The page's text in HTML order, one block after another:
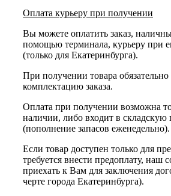
Оплата курьеру при получении
Вы можете оплатить заказ,
помощью терминала, курьеру при
(только для Екатеринбурга).
При получении товара обязательно
комплектацию заказа.
Оплата при получении возможна
наличии, либо входит в складскую
(пополнение запасов еженедельно).
Если товар доступен только для
требуется внести предоплату, наш
приехать к Вам для заключения
черте города Екатеринбурга).